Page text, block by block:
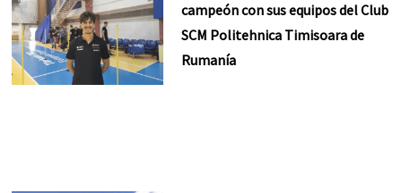
campeón con sus equipos del Club
SCM Politehnica Timisoara de
Rumanía